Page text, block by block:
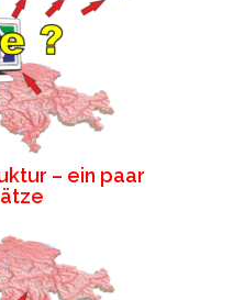
– ein paar